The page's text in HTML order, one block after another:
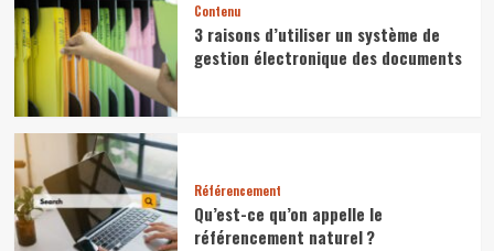
Contenu
3 raisons d’utiliser un système de
gestion électronique des documents
Référencement
Qu’est-ce qu’on appelle le
référencement naturel ?